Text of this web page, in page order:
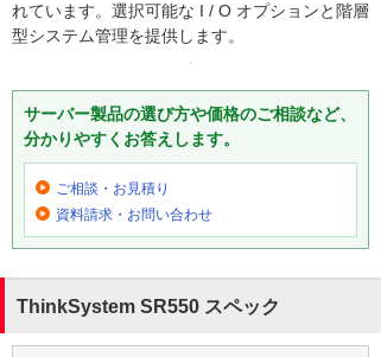
れています。選択可能な I / O オプションと階層
型システム管理を提供します。
サーバー製品の選び方や価格のご相談など、
分かりやすくお答えします。
ご相談・お見積り
資料請求・お問い合わせ
ThinkSystem SR550 スペック